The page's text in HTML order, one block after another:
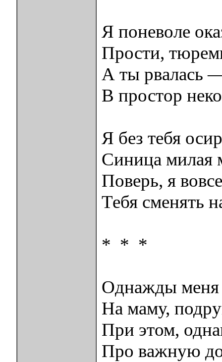
Я поневоле
Прости,
А ты рвалась
В простор
Я без тебя
Синица милая
Поверь, я
Тебя сменять
* * *
Однажды
На маму,
При этом,
Про важную